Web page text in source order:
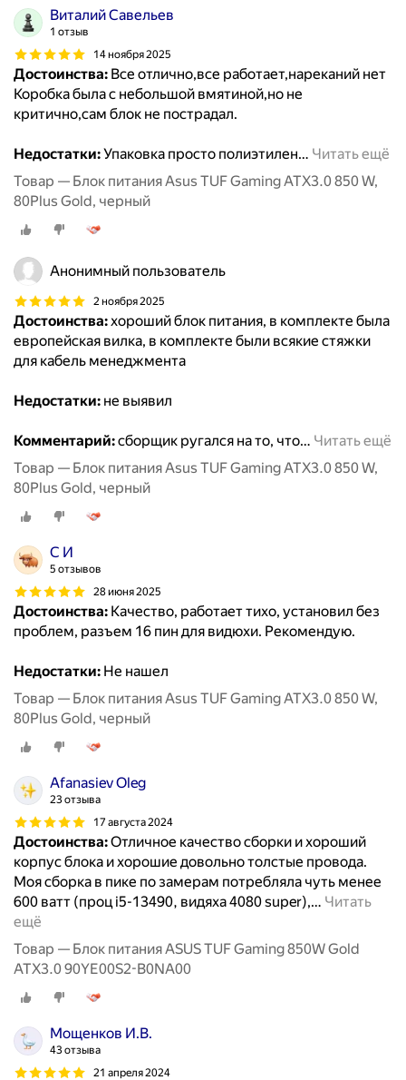
Виталий Савельев
1 отзыв
14 ноября 2025
Достоинства: Все отлично,все работает,нареканий нет
Коробка была с небольшой вмятиной,но не
критично,сам блок не пострадал.
Недостатки:Упаковка просто полиэтилен… Читать ещё
Товар — Блок питания Asus TUF Gaming ATX3.0 850 W,
80Plus Gold, черный
Анонимный пользователь
2 ноября 2025
Достоинства:хороший блок питания, в комплекте была
европейская вилка, в комплекте были всякие стяжки
для кабель менеджмента
Недостатки: не выявил
Комментарий:сборщик ругался на то, что… Читать ещё
Товар — Блок питания Asus TUF Gaming ATX3.0 850 W,
80Plus Gold, черный
С И
5 отзывов
28 июня 2025
Достоинства: Качество, работает тихо, установил без
проблем, разъем 16 пин для видюхи. Рекомендую.
Недостатки: Не нашел
Товар — Блок питания Asus TUF Gaming ATX3.0 850 W,
80Plus Gold, черный
Afanasiev Oleg
23 отзыва
17 августа 2024
Достоинства:Отличное качество сборки и хороший
корпус блока и хорошие довольно толстые провода.
Моя сборка в пике по замерам потребляла чуть менее
600 ватт (проц i5-13490, видяха 4080 super),… Читать
ещё
Товар — Блок питания ASUS TUF Gaming 850W Gold
ATX3.0 90YE00S2-B0NA00
Мощенков И.В.
43 отзыва
21 апреля 2024